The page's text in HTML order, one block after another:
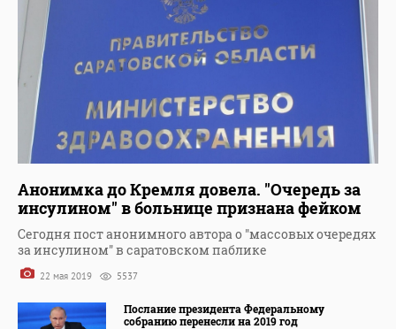
Анонимка до Кремля довела. "Очередь за
инсулином" в больнице признана фейком
Сегодня пост анонимного автора о "массовых очередях
за инсулином" в саратовском паблике
22 мая 2019 5537
Послание президента Федеральному
собранию перенесли на 2019 год